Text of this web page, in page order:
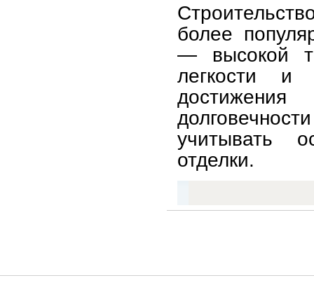
более
— высокой
легкости и
учитывать
отделки.